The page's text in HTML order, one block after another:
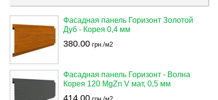
Фасадная панель Горизонт Золотой
Дуб - Корея 0,4 мм
380.00 грн./м2
Фасадная панель Горизонт - Волна
Корея 120 MgZn V мат, 0,5 мм
414.00